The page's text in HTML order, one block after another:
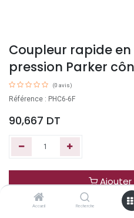
Accueil Recherche
Coupleur rapide
pression Parker
(0 avis)
Référence : PHC6-6F
90,667 DT
Ajouter
Acheter